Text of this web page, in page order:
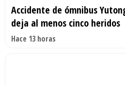
Accidente de ómnibus
deja al menos cinco heridos
Hace 13 horas